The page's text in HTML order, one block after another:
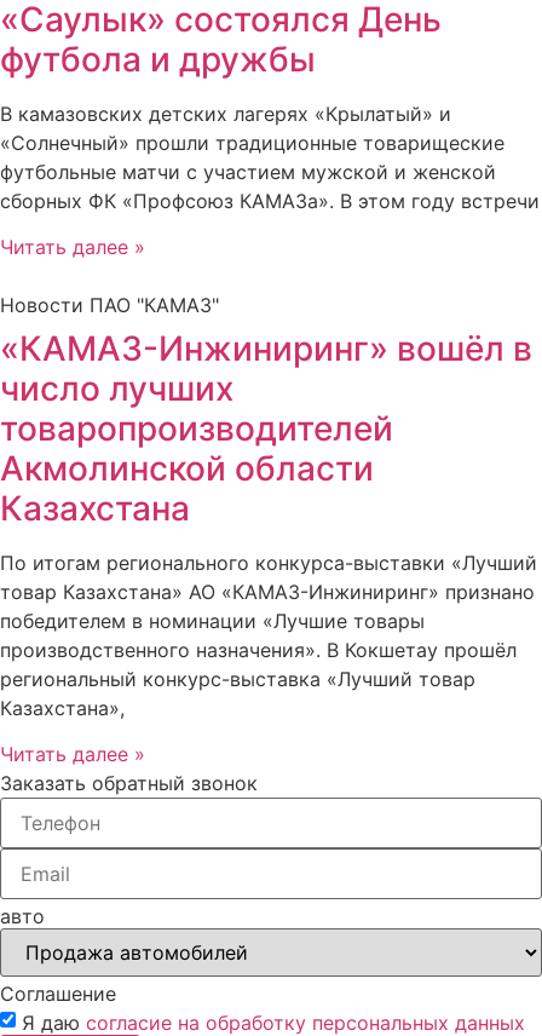
«Саулык» состоялся День
футбола и дружбы
В камазовских детских лагерях «Крылатый» и
«Солнечный» прошли традиционные товарищеские
футбольные матчи с участием мужской и женской
сборных ФК «Профсоюз КАМАЗа». В этом году встречи
Читать далее »
Новости ПАО "КАМАЗ"
«КАМАЗ-Инжиниринг» вошёл в
число лучших
товаропроизводителей
Акмолинской области
Казахстана
По итогам регионального конкурса-выставки «Лучший
товар Казахстана» АО «КАМАЗ-Инжиниринг» признано
победителем в номинации «Лучшие товары
производственного назначения». В Кокшетау прошёл
региональный конкурс-выставка «Лучший товар
Казахстана»,
Читать далее »
Заказать обратный звонок
авто
Соглашение
Я даю согласие на обработку персональных данных